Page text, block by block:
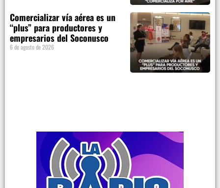
Comercializar vía aérea es un
“plus” para productores y
empresarios del Soconusco
6 de agosto de 2026